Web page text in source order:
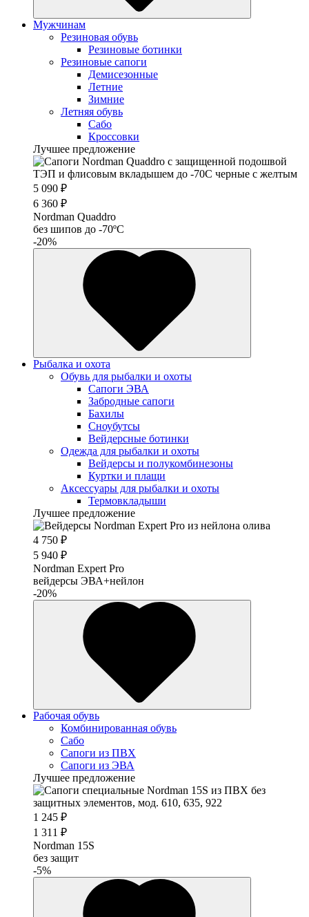
Мужчинам
Резиновая обувь
Резиновые ботинки
Резиновые сапоги
Демисезонные
Летние
Зимние
Летняя обувь
Сабо
Кроссовки
Лучшее предложение
5 090 ₽
6 360 ₽
Nordman Quaddro
без шипов до -70ºС
-20%
Рыбалка и охота
Обувь для рыбалки и охоты
Сапоги ЭВА
Забродные сапоги
Бахилы
Сноубутсы
Вейдерсные ботинки
Одежда для рыбалки и охоты
Вейдерсы и полукомбинезоны
Куртки и плащи
Аксессуары для рыбалки и охоты
Термовкладыши
Лучшее предложение
4 750 ₽
5 940 ₽
Nordman Expert Pro
вейдерсы ЭВА+нейлон
-20%
Рабочая обувь
Комбинированная обувь
Сабо
Сапоги из ПВХ
Сапоги из ЭВА
Лучшее предложение
1 245 ₽
1 311 ₽
Nordman 15S
без защит
-5%